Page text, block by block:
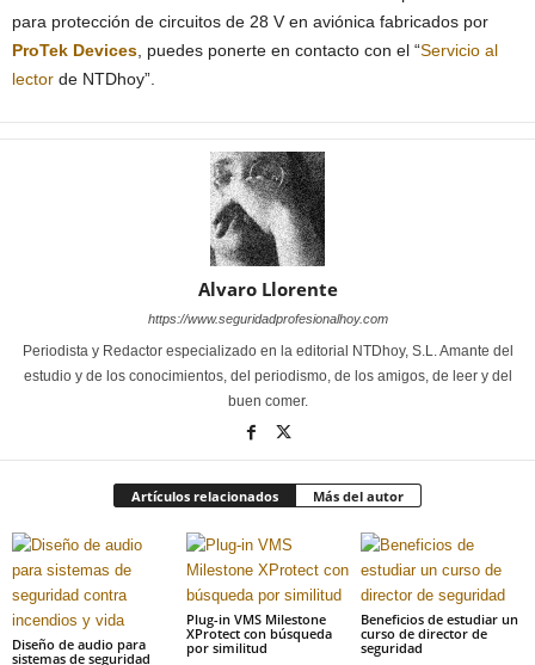
para protección de circuitos de 28 V en aviónica fabricados por
ProTek Devices , puedes ponerte en contacto con el “Servicio al
lector de NTDhoy”.
Alvaro Llorente
https://www.seguridadprofesionalhoy.com
Periodista y Redactor especializado en la editorial NTDhoy, S.L. Amante del
estudio y de los conocimientos, del periodismo, de los amigos, de leer y del
buen comer.
Artículos relacionados Más del autor
Diseño de audio para
sistemas de seguridad
Plug-in VMS Milestone
XProtect con búsqueda
por similitud
Beneficios de estudiar un
curso de director de
seguridad